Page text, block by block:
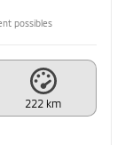
possibles
222 km